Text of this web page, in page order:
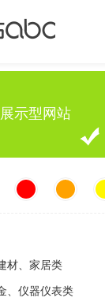
展示型网站
材、家居类
、仪器仪表类